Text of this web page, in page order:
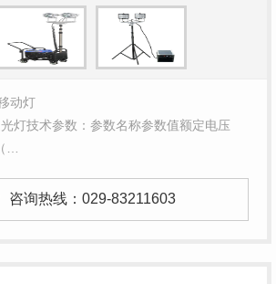
动灯
灯技术参数：参数名称参数值额定电压
…
咨询热线： 029-83211603